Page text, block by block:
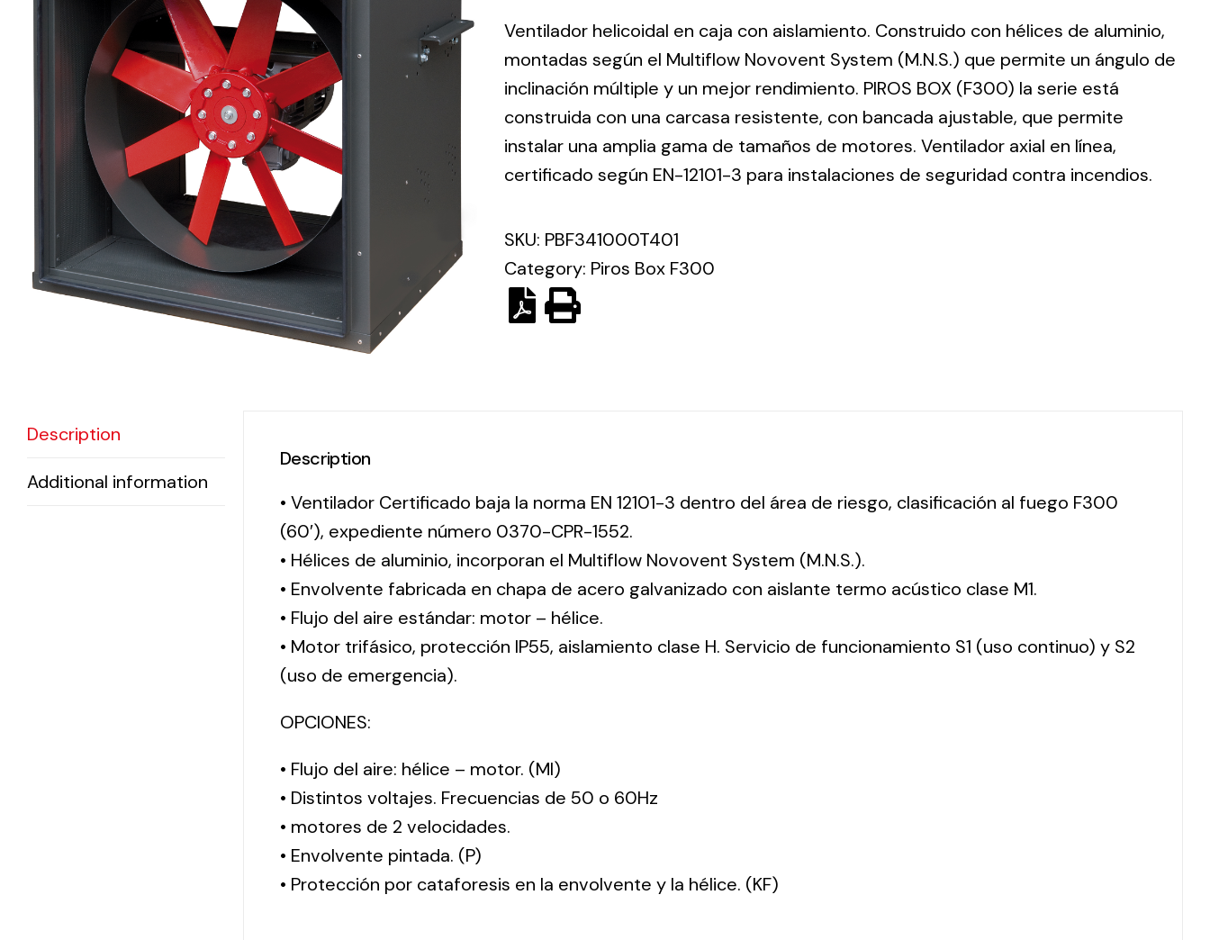
Electrical
Equipment
solutions in
lighting and
electrical
material for
each project
Ventilation
The
incorporation of
Novovent into
offer of
ventilation
products for
different uses
Solar lighting
solutions for all
Ventilador helicoidal en caja con aislamiento. Construido con hélices de aluminio,
montadas según el Multiflow Novovent System (M.N.S.) que permite un ángulo de
inclinación múltiple y un mejor rendimiento. PIROS BOX (F300) la serie está
construida con una carcasa resistente, con bancada ajustable, que permite
instalar una amplia gama de tamaños de motores. Ventilador axial en línea,
certificado según EN-12101-3 para instalaciones de seguridad contra incendios.
SKU: PBF341000T401
Category: Piros Box F300
Description
Additional information
Description
• Ventilador Certificado baja la norma EN 12101-3 dentro del área de riesgo, clasificación al fuego F300
(60′), expediente número 0370-CPR-1552.
• Hélices de aluminio, incorporan el Multiflow Novovent System (M.N.S.).
• Envolvente fabricada en chapa de acero galvanizado con aislante termo acústico clase M1.
• Flujo del aire estándar: motor – hélice.
• Motor trifásico, protección IP55, aislamiento clase H. Servicio de funcionamiento S1 (uso continuo) y S2
(uso de emergencia).
OPCIONES:
• Flujo del aire: hélice – motor. (MI)
• Distintos voltajes. Frecuencias de 50 o 60Hz
• motores de 2 velocidades.
• Envolvente pintada. (P)
• Protección por cataforesis en la envolvente y la hélice. (KF)